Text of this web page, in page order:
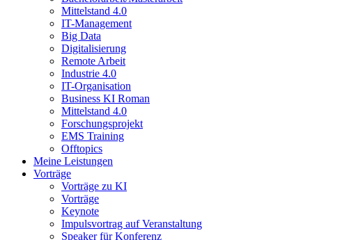
Mittelstand 4.0
IT-Management
Big Data
Digitalisierung
Remote Arbeit
Industrie 4.0
IT-Organisation
Business KI Roman
Mittelstand 4.0
Forschungsprojekt
EMS Training
Offtopics
Meine Leistungen
Vorträge
Vorträge zu KI
Vorträge
Keynote
Impulsvortrag auf Veranstaltung
Speaker für Konferenz